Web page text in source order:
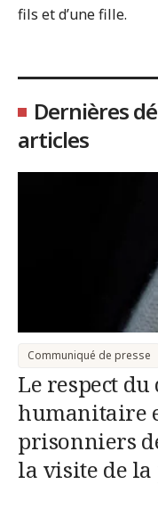
fils et d’une fille.
Dernières
articles
Le respect
humanitaire
prisonniers
la visite de la
Communiqué de presse